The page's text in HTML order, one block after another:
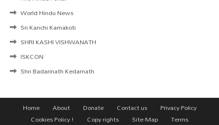
World Hindu News
Sri Kanchi Kamakoti
SHRI KASHI VISHWANATH
ISKCON
Shri Badarinath Kedarnath
Home About Donate Contact us
Privacy Policy
Cookies Policy !
Copy rights Site-Map Terms